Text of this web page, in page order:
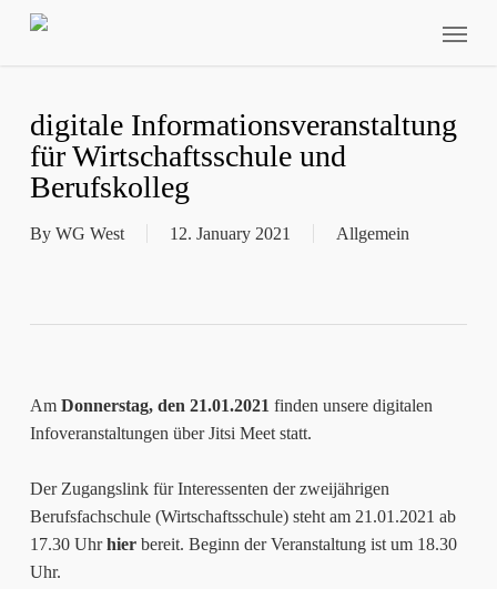
Skip
digitale Informationsveranstaltung
für Wirtschaftsschule und
Berufskolleg
By WG West 12. January 2021 Allgemein
Am Donnerstag, den 21.01.2021 finden unsere digitalen
Infoveranstaltungen über Jitsi Meet statt.
Der Zugangslink für Interessenten der zweijährigen
Berufsfachschule (Wirtschaftsschule) steht am 21.01.2021 ab
17.30 Uhrhierbereit. Beginn der Veranstaltung ist um 18.30
Uhr.